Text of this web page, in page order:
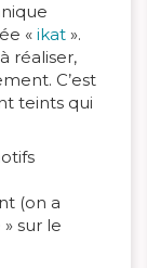
« ikat ».
réaliser,
C’est
teints qui
(on a
sur le